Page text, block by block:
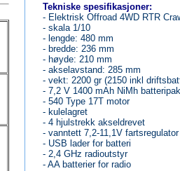
Tekniske spesifikasjoner:
- Elektrisk Offroad 4WD RTR
- skala 1/10
- lengde: 480 mm
- bredde: 236 mm
- høyde: 210 mm
- akselavstand: 285 mm
- vekt: 2200 gr (2150 inkl
- 7,2 V 1400 mAh NiMh
- 540 Type 17T motor
- kulelagret
- 4 hjulstrekk akseldrevet
- vanntett 7,2-11,1V
- USB lader for batteri
- 2,4 GHz radioutstyr
- AA batterier for radio